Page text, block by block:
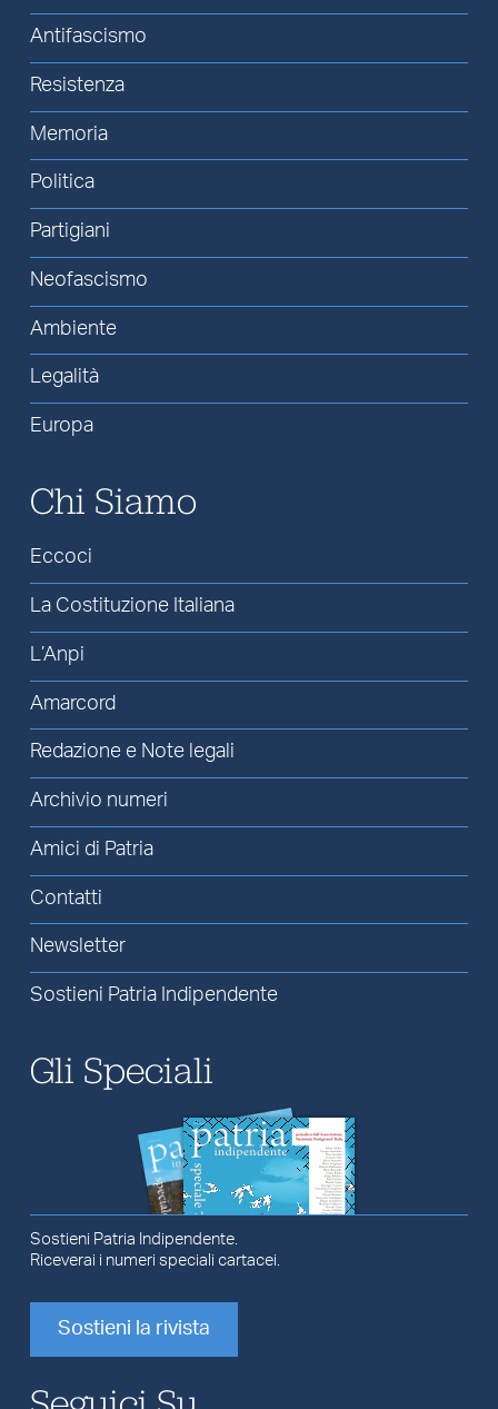
Antifascismo
Resistenza
Memoria
Politica
Partigiani
Neofascismo
Ambiente
Legalità
Europa
Chi Siamo
Eccoci
La Costituzione Italiana
L’Anpi
Amarcord
Redazione e Note legali
Archivio numeri
Amici di Patria
Contatti
Newsletter
Sostieni Patria Indipendente
Gli Speciali
Sostieni Patria Indipendente.
Riceverai i numeri speciali cartacei.
Sostieni la rivista